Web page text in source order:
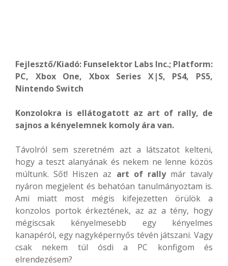
Fejlesztő/Kiadó: Funselektor Labs Inc.; Platform:
PC, Xbox One, Xbox Series X|S, PS4, PS5,
Nintendo Switch
Konzolokra is ellátogatott az art of rally, de
sajnos a kényelemnek komoly ára van.
Távolról sem szeretném azt a látszatot kelteni,
hogy a teszt alanyának és nekem ne lenne közös
múltunk. Sőt! Hiszen az art of rallymár tavaly
nyáron megjelent és behatóan tanulmányoztam is.
Ami miatt most mégis kifejezetten örülök a
konzolos portok érkeztének, az az a tény, hogy
mégiscsak kényelmesebb egy kényelmes
kanapéról, egy nagyképernyős tévén játszani. Vagy
csak nekem túl ósdi a PC konfigom és
elrendezésem?